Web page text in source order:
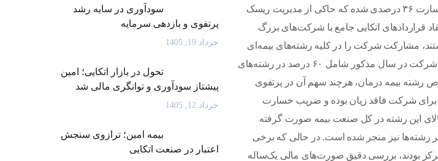
درصد رشد را نشان می‌دهد. در کنار این رشد قابل توجه، شرکت موفق به ثبت نسبت خسارت ۳۶ درصدی شده که حاکی از مدیریت ریسک
قراردادهای اتکایی جامع با شرکت‌های بزرگ
است. این قراردادهای جامع که از دستاوردهای اصلی سال مالی ۱۴۰۴ هستند، مشارکت شرکت را در کلیه رشته‌های بیمه‌ای
تضمین کرده و تنوع پرتفوی قبولی را به طرز چشمگیری افزایش داده‌اند. ترکیب پرتفوی شرکت در سال مذکور شامل ۶۰ درصد در رشته‌های
می‌باشد. در خصوص رشته بیمه درمان، هرچند سهم آن در پرتفوی
برای شرکت فاقد زیان بوده و ضریب خسارت
این رشته در کل صنعت بیمه صورت گرفته
رشته‌ها نیز منجر شده است. در حالی که برخی
بودند، بررسی دقیق صورت‌های مالی یک‌ساله
سودآوری در سایه رشد
پرتفوی و بازدهی سرمایه
خرداد 19, 1405
تحول در بازار اتکایی؛ امین
پیشتاز سودآوری و توانگری مالی شد
خرداد 12, 1405
بیمه امین؛ ترازوی سنجش
اعتبار در صنعت اتکایی